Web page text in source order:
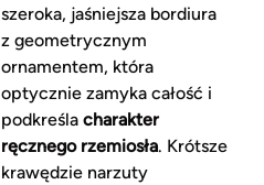
szeroka, jaśniejsza bordiura
z geometrycznym
ornamentem, która
optycznie zamyka całość i
podkreśla charakter
ręcznego rzemiosła. Krótsze
krawędzie narzuty